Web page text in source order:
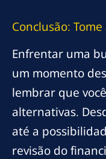
Conclusão:
Enfrentar uma
um momento
lembrar que
alternativas.
até a
revisão do